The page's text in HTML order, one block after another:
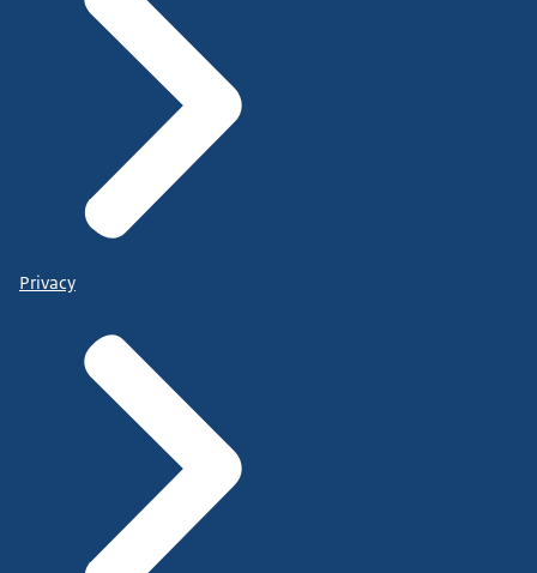
Privacy